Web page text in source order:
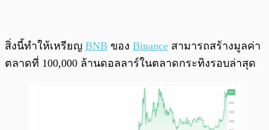
สิ่งนี้ทำให้เหรียญ BNB ของ Binance สามารถสร้างมูลค่า
ตลาดที่ 100,000 ล้านดอลลาร์ในตลาดกระทิงรอบล่าสุด